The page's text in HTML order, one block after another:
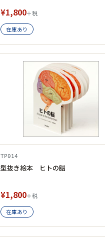
¥1,800＋税
在庫あり
TP014
型抜き絵本 ヒトの脳
¥1,800＋税
在庫あり